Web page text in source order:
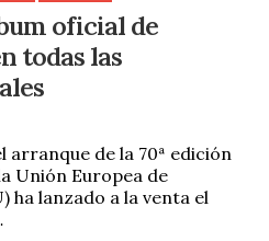
oficial de
todas las
arranque de la 70ª edición
Unión Europea de
ha lanzado a la venta el